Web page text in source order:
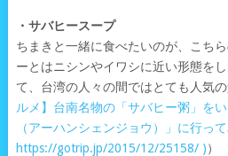
・サバヒースープ
ちまきと一緒に食べたいのが、こち
ーとはニシンやイワシに近い形態を
て、台湾の人々の間ではとても人気
ルメ】台南名物の「サバヒー粥」を
（アーハンシェンジョウ）」に行っ
https://gotrip.jp/2015/12/25158/ )）